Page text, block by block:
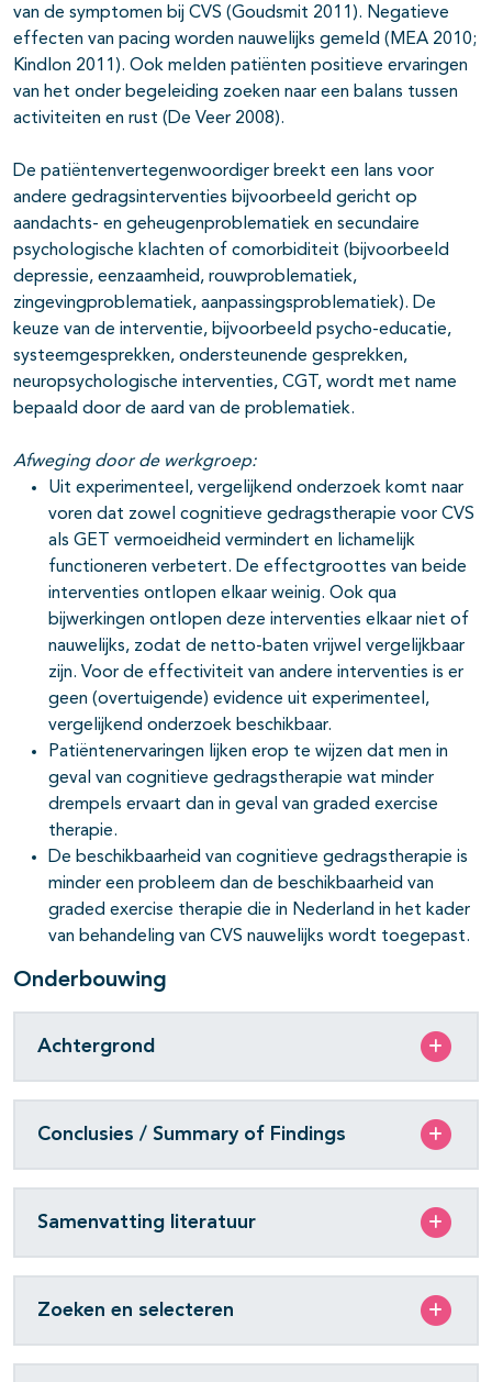
van de symptomen bij CVS (Goudsmit 2011). Negatieve
effecten van pacing worden nauwelijks gemeld (MEA 2010;
Kindlon 2011). Ook melden patiënten positieve ervaringen
van het onder begeleiding zoeken naar een balans tussen
activiteiten en rust (De Veer 2008).
De patiëntenvertegenwoordiger breekt een lans voor
andere gedragsinterventies bijvoorbeeld gericht op
aandachts- en geheugenproblematiek en secundaire
psychologische klachten of comorbiditeit (bijvoorbeeld
depressie, eenzaamheid, rouwproblematiek,
zingevingproblematiek, aanpassingsproblematiek). De
keuze van de interventie, bijvoorbeeld psycho-educatie,
systeemgesprekken, ondersteunende gesprekken,
neuropsychologische interventies, CGT, wordt met name
bepaald door de aard van de problematiek.
Afweging door de werkgroep:
Uit experimenteel, vergelijkend onderzoek komt naar
voren dat zowel cognitieve gedragstherapie voor CVS
als GET vermoeidheid vermindert en lichamelijk
functioneren verbetert. De effectgroottes van beide
interventies ontlopen elkaar weinig. Ook qua
bijwerkingen ontlopen deze interventies elkaar niet of
nauwelijks, zodat de netto-baten vrijwel vergelijkbaar
zijn. Voor de effectiviteit van andere interventies is er
geen (overtuigende) evidence uit experimenteel,
vergelijkend onderzoek beschikbaar.
Patiëntenervaringen lijken erop te wijzen dat men in
geval van cognitieve gedragstherapie wat minder
drempels ervaart dan in geval van graded exercise
therapie.
De beschikbaarheid van cognitieve gedragstherapie is
minder een probleem dan de beschikbaarheid van
graded exercise therapie die in Nederland in het kader
van behandeling van CVS nauwelijks wordt toegepast.
Onderbouwing
Achtergrond
Conclusies / Summary of Findings
Samenvatting literatuur
Zoeken en selecteren